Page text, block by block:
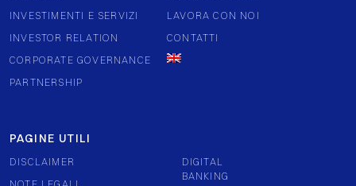
INVESTIMENTI E SERVIZI
INVESTOR RELATION
CORPORATE GOVERNANCE
PARTNERSHIP
LAVORA CON NOI
CONTATTI
PAGINE UTILI
DISCLAIMER
DIGITAL
BANKING